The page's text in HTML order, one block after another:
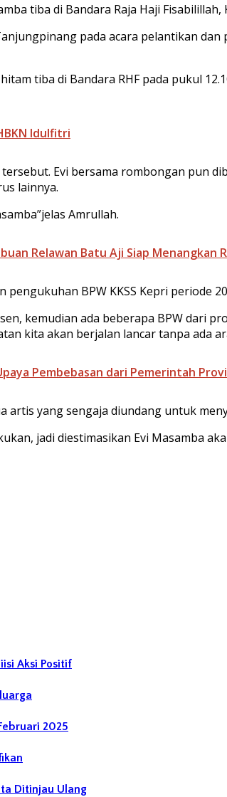
tiba di Bandara Raja Haji
pada acara pelantikan dan
tiba di Bandara RHF pada pukul
Idulfitri
Evi bersama rombongan pun
lainnya.
Amrullah.
Relawan Batu Aji Siap Menangkan
BPW KKSS Kepri periode
kemudian ada beberapa BPW dari
kita akan berjalan lancar tanpa ada
Pembebasan dari Pemerintah
yang sengaja diundang untuk
jadi diestimasikan Evi Masamba
Aksi Positif
2025
Ditinjau Ulang